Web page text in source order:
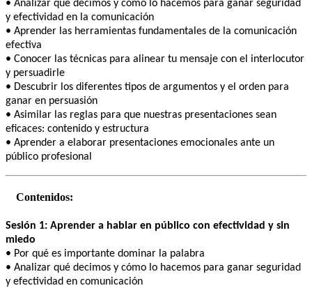
• Analizar qué decimos y cómo lo hacemos para ganar seguridad
y efectividad en la comunicación
• Aprender las herramientas fundamentales de la comunicación
efectiva
• Conocer las técnicas para alinear tu mensaje con el interlocutor
y persuadirle
• Descubrir los diferentes tipos de argumentos y el orden para
ganar en persuasión
• Asimilar las reglas para que nuestras presentaciones sean
eficaces: contenido y estructura
• Aprender a elaborar presentaciones emocionales ante un
público profesional
Contenidos:
Sesión 1: Aprender a hablar en público con efectividad y sin
miedo
• Por qué es importante dominar la palabra
• Analizar qué decimos y cómo lo hacemos para ganar seguridad
y efectividad en comunicación